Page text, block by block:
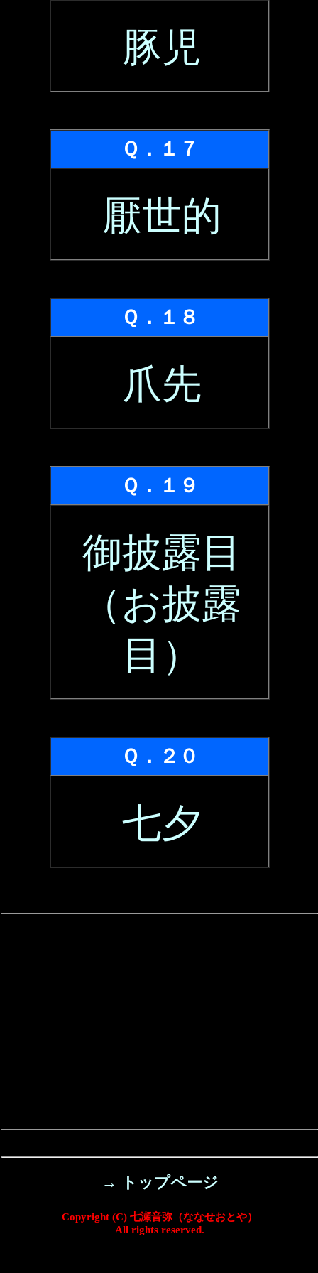
豚児
Ｑ．１７
厭世的
Ｑ．１８
爪先
Ｑ．１９
御披露目
（お披露
目）
Ｑ．２０
七夕
→ トップページ
Copyright (C) 七瀬音弥（ななせおとや）
All rights reserved.